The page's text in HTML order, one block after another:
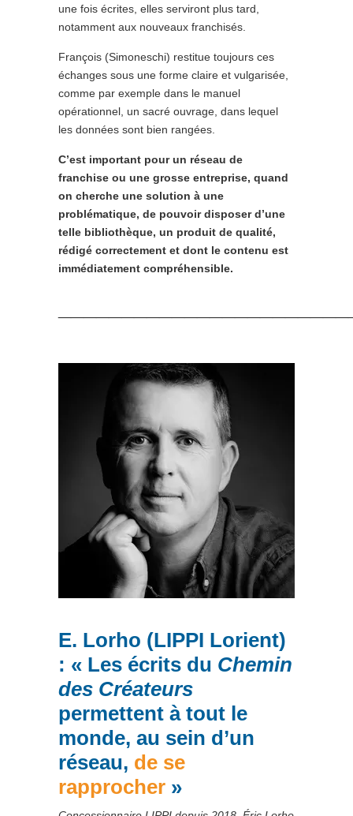
une fois écrites, elles serviront plus tard,
notamment aux nouveaux franchisés.
François (Simoneschi) restitue toujours ces
échanges sous une forme claire et vulgarisée,
comme par exemple dans le manuel
opérationnel, un sacré ouvrage, dans lequel
les données sont bien rangées.
C’est important pour un réseau de
franchise ou une grosse entreprise, quand
on cherche une solution à une
problématique, de pouvoir disposer d’une
telle bibliothèque, un produit de qualité,
rédigé correctement et dont le contenu est
immédiatement compréhensible.
E. Lorho (LIPPI Lorient)
: « Les écrits du Chemin
des Créateurs
permettent à tout le
monde, au sein d’un
réseau, de se
rapprocher »